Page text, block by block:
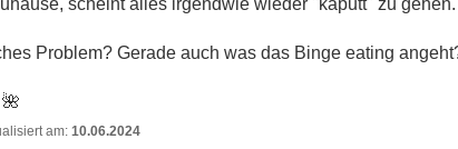
scheint alles irgendwie wieder "kaputt" zu gehen.
Problem? Gerade auch was das Binge eating
🌺
10.06.2024